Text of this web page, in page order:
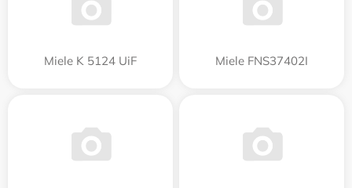
Miele K 5124 UiF Miele FNS37402I